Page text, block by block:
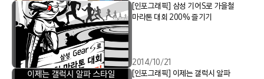
[인포그래픽] 삼성 기어S로 가을철
마라톤 대회 200% 즐기기
2014/10/21
[인포그래픽] 이제는 갤럭시 알파